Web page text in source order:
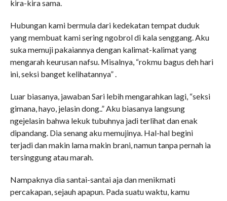
kira-kira sama.
Hubungan kami bermula dari kedekatan tempat duduk
yang membuat kami sering ngobrol di kala senggang. Aku
suka memuji pakaiannya dengan kalimat-kalimat yang
mengarah keurusan nafsu. Misalnya, “rokmu bagus deh hari
ini, seksi banget kelihatannya” .
Luar biasanya, jawaban Sari lebih mengarahkan lagi, “seksi
gimana, hayo, jelasin dong..” Aku biasanya langsung
ngejelasin bahwa lekuk tubuhnya jadi terlihat dan enak
dipandang. Dia senang aku memujinya. Hal-hal begini
terjadi dan makin lama makin brani, namun tanpa pernah ia
tersinggung atau marah.
Nampaknya dia santai-santai aja dan menikmati
percakapan, sejauh apapun. Pada suatu waktu, kamu